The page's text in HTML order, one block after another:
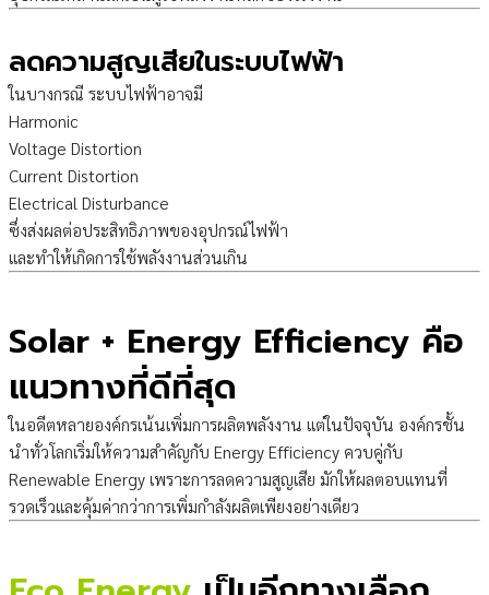
ลดความสูญเสียในระบบไฟฟ้า
ในบางกรณี ระบบไฟฟ้าอาจมี
Harmonic
Voltage Distortion
Current Distortion
Electrical Disturbance
ซึ่งส่งผลต่อประสิทธิภาพของอุปกรณ์ไฟฟ้า
และทำให้เกิดการใช้พลังงานส่วนเกิน
Solar + Energy Efficiency คือ
แนวทางที่ดีที่สุด
ในอดีตหลายองค์กรเน้นเพิ่มการผลิตพลังงาน แต่ในปัจจุบัน องค์กรชั้น
นำทั่วโลกเริ่มให้ความสำคัญกับ Energy Efficiency ควบคู่กับ
Renewable Energy เพราะการลดความสูญเสีย มักให้ผลตอบแทนที่
รวดเร็วและคุ้มค่ากว่าการเพิ่มกำลังผลิตเพียงอย่างเดียว